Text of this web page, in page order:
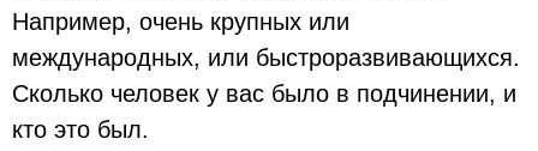
Например, очень крупных или
международных, или быстроразвивающихся.
Сколько человек у вас было в подчинении, и
кто это был.